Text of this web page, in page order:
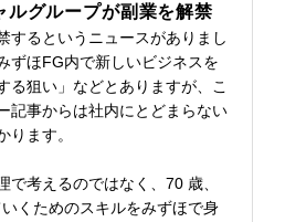
ルグループが副業を解禁
するというニュースがありまし
ずほFG内で新しいビジネスを
る狙い」などとありますが、こ
記事からは社内にとどまらない
ります。
で考えるのではなく、70 歳、
くためのスキルをみずほで身